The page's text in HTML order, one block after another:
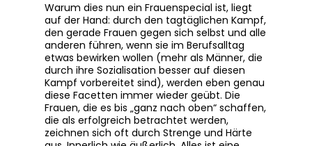
Warum dies nun ein Frauenspecial ist, liegt
auf der Hand: durch den tagtäglichen Kampf,
den gerade Frauen gegen sich selbst und alle
anderen führen, wenn sie im Berufsalltag
etwas bewirken wollen (mehr als Männer, die
durch ihre Sozialisation besser auf diesen
Kampf vorbereitet sind), werden eben genau
diese Facetten immer wieder geübt. Die
Frauen, die es bis „ganz nach oben“ schaffen,
die als erfolgreich betrachtet werden,
zeichnen sich oft durch Strenge und Härte